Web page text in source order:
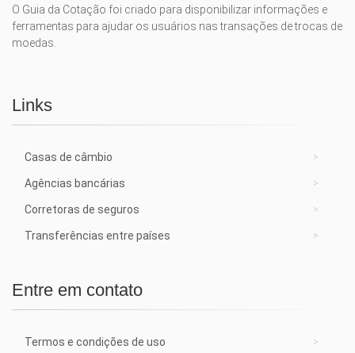
O Guia da Cotação foi criado para disponibilizar informações e
ferramentas para ajudar os usuários nas transações de trocas de
moedas.
Links
Casas de câmbio
Agências bancárias
Corretoras de seguros
Transferências entre países
Entre em contato
Termos e condições de uso